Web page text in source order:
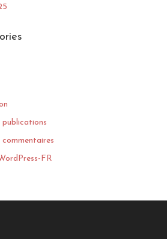
publications
commentaires
FR